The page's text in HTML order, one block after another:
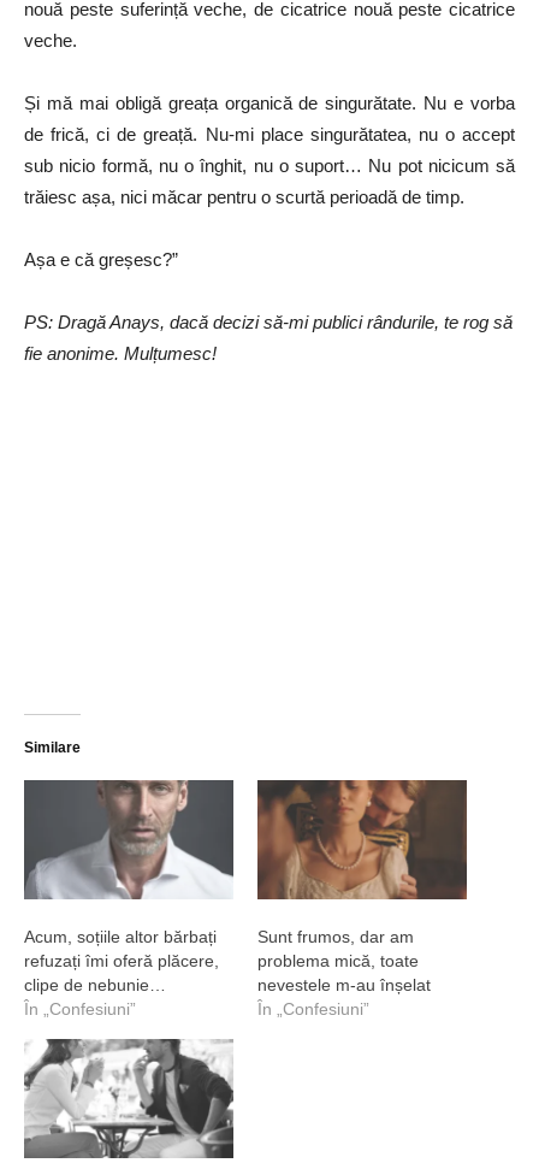
nouă peste suferință veche, de cicatrice nouă peste cicatrice
veche.
Și mă mai obligă greața organică de singurătate. Nu e vorba
de frică, ci de greață. Nu-mi place singurătatea, nu o accept
sub nicio formă, nu o înghit, nu o suport… Nu pot nicicum să
trăiesc așa, nici măcar pentru o scurtă perioadă de timp.
Așa e că greșesc?”
PS: Dragă Anays, dacă decizi să-mi publici rândurile, te rog să
fie anonime. Mulțumesc!
Similare
Acum, soțiile altor bărbați
refuzați îmi oferă plăcere,
clipe de nebunie…
În „Confesiuni”
Sunt frumos, dar am
problema mică, toate
nevestele m-au înșelat
În „Confesiuni”